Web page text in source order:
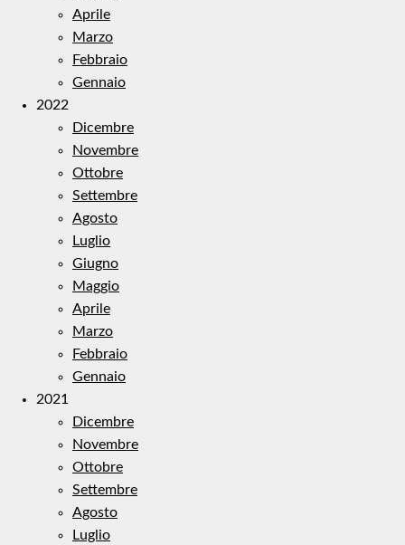
Aprile
Marzo
Febbraio
Gennaio
2022
Dicembre
Novembre
Ottobre
Settembre
Agosto
Luglio
Giugno
Maggio
Aprile
Marzo
Febbraio
Gennaio
2021
Dicembre
Novembre
Ottobre
Settembre
Agosto
Luglio